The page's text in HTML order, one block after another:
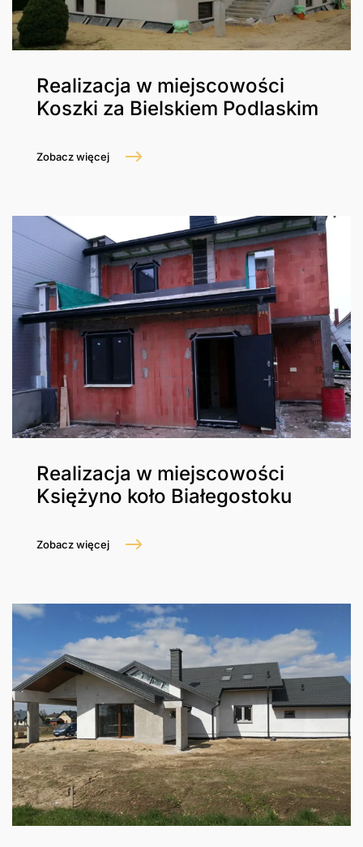
Realizacja w miejscowości
Koszki za Bielskiem Podlaskim
Zobacz więcej
Realizacja w miejscowości
Księżyno koło Białegostoku
Zobacz więcej